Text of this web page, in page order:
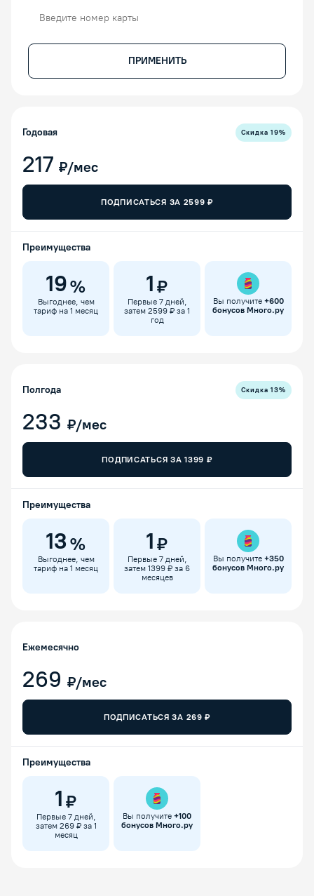
ПРИМЕНИТЬ
Годовая Скидка19%
217 ₽/мес
ПОДПИСАТЬСЯ ЗА 2599 ₽
Преимущества
19%
Выгоднее, чем
тариф на 1 месяц
1 ₽
Первые 7 дней,
затем 2599 ₽ за 1
год
Вы получите +600
бонусов Много.ру
Полгода Скидка13%
233 ₽/мес
ПОДПИСАТЬСЯ ЗА1399 ₽
Преимущества
13 %
Выгоднее, чем
тариф на 1 месяц
1 ₽
Первые 7 дней,
затем 1399 ₽ за 6
месяцев
Вы получите +350
бонусов Много.ру
Ежемесячно
269 ₽/мес
ПОДПИСАТЬСЯ ЗА 269 ₽
Преимущества
1 ₽
Первые 7 дней,
затем 269 ₽ за 1
месяц
Вы получите +100
бонусов Много.ру